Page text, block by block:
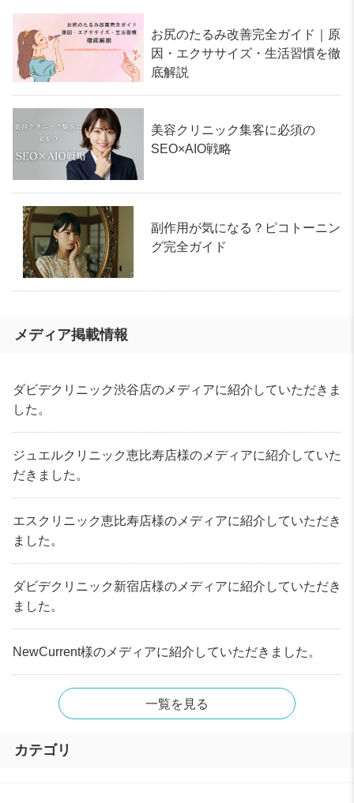
お尻のたるみ改善完全ガイド｜原
因・エクササイズ・生活習慣を徹
底解説
美容クリニック集客に必須の
SEO×AIO戦略
副作用が気になる？ピコトーニン
グ完全ガイド
メディア掲載情報
ダビデクリニック渋谷店のメディアに紹介していただきま
した。
ジュエルクリニック恵比寿店様のメディアに紹介していた
だきました。
エスクリニック恵比寿店様のメディアに紹介していただき
ました。
ダビデクリニック新宿店様のメディアに紹介していただき
ました。
NewCurrent様のメディアに紹介していただきました。
一覧を見る
カテゴリ